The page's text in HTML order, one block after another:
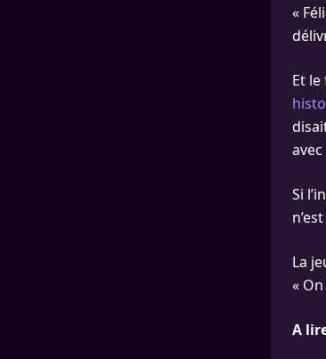
«
Et
Si
La
«
A